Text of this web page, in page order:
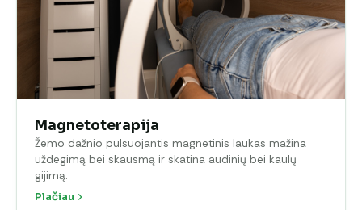
Magnetoterapija
Žemo dažnio pulsuojantis magnetinis laukas mažina
uždegimą bei skausmą ir skatina audinių bei kaulų
gijimą.
Plačiau